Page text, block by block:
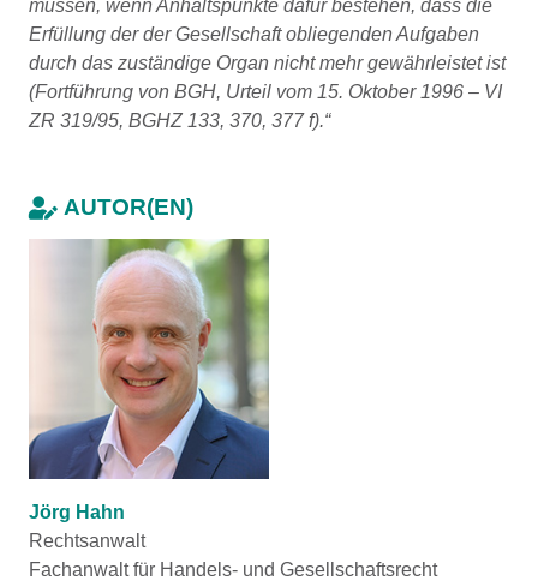
müssen, wenn Anhaltspunkte dafür bestehen, dass die
Erfüllung der der Gesellschaft obliegenden Aufgaben
durch das zuständige Organ nicht mehr gewährleistet ist
(Fortführung von BGH, Urteil vom 15. Oktober 1996 – VI
ZR 319/95, BGHZ 133, 370, 377 f).“
AUTOR(EN)
Jörg Hahn
Rechtsanwalt
Fachanwalt für Handels- und Gesellschaftsrecht